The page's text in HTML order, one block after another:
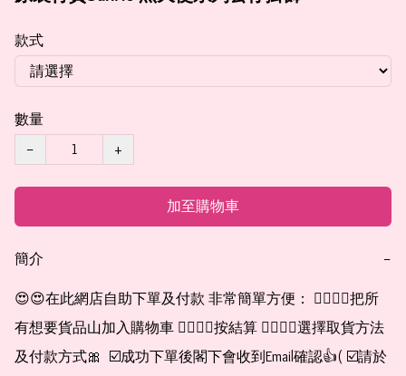
款式
數量
−
+
加至購物車
簡介 −
😍😍在此網店自助下單及付款 非常簡單方便： 👉🏻👉🏻把所
有想要貨品山加入購物車 👉🏻👉🏻按結算 👉🏻👉🏻選擇取貨方法
及付款方式🎀  ☑️成功下單後閣下會收到Email確認👍( ☑️請於